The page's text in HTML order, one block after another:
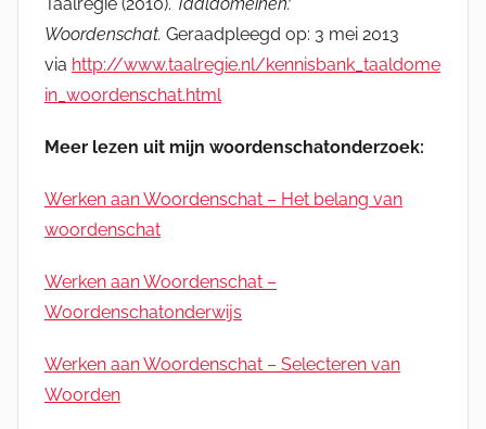
Woordenschat. Geraadpleegd op: 3 mei 2013
via http://www.taalregie.nl/kennisbank_taaldome
in_woordenschat.html
Meer lezen uit mijn woordenschatonderzoek:
Werken aan Woordenschat – Het belang van
woordenschat
Werken aan Woordenschat –
Woordenschatonderwijs
Werken aan Woordenschat – Selecteren van
Woorden